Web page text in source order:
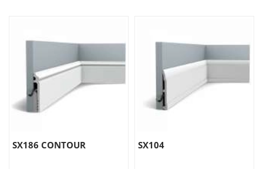
В КОРЗИНУ В КОРЗИНУ
SX186 CONTOUR SX104